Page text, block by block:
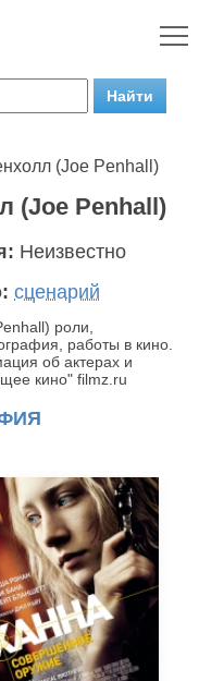
(Joe Penhall)
(Joe Penhall)
Неизвестно
сценарий
роли,
работы в кино.
об актерах и
кино" filmz.ru